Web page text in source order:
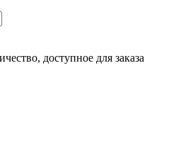
доступное для заказа